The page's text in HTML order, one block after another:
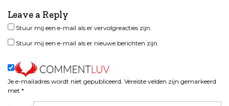
c
h
t
v
i
g
Leave a Reply
Je e-mailadres wordt niet gepubliceerd. Vereiste velden zijn gemarkeerd
met *
Stuur mij een e-mail als er vervolgreacties zijn.
Stuur mij een e-mail als er nieuwe berichten zijn.